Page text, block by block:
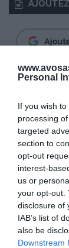
Personal
If you wish
processing
targeted
section to
opt-out
interest-
us or
your opt-out.
disclosure of
IAB’s list of
also be
Downstream
MÉTÉO